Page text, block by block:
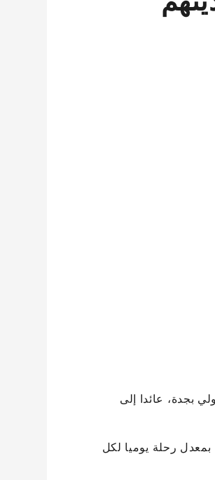
بجدة، عائدا إلى
بمعدل رحلة يوميا لكل